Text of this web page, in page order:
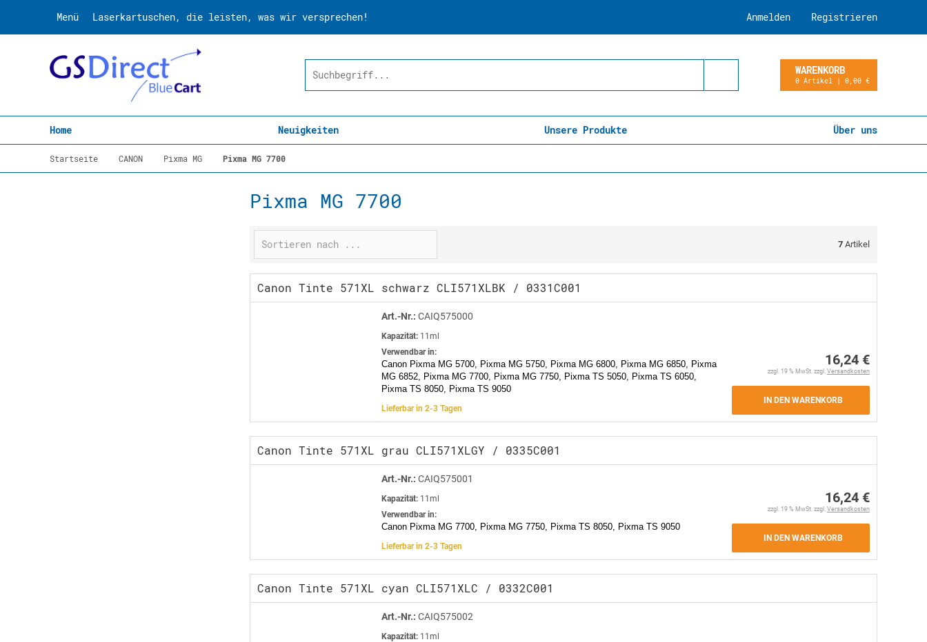
Menü Laserkartuschen, die leisten, was wir versprechen! Registrieren
Anmelden
WARENKORB
0 Artikel | 0,00 €
Home Neuigkeiten Unsere Produkte Über uns
Startseite CANON Pixma MG Pixma MG 7700
Pixma MG 7700
7 Artikel
Canon Tinte 571XL schwarz CLI571XLBK / 0331C001
Art.-Nr.: CAIQ575000
Kapazität: 11ml
Verwendbar in:
Canon Pixma MG 5700, Pixma MG 5750, Pixma MG 6800, Pixma MG 6850, Pixma
MG 6852, Pixma MG 7700, Pixma MG 7750, Pixma TS 5050, Pixma TS 6050,
Pixma TS 8050, Pixma TS 9050
Lieferbar in 2-3 Tagen
16,24 €
zzgl. 19 % MwSt. zzgl. Versandkosten
IN DEN WARENKORB
Canon Tinte 571XL grau CLI571XLGY / 0335C001
Art.-Nr.: CAIQ575001
Kapazität: 11ml
Verwendbar in:
Canon Pixma MG 7700, Pixma MG 7750, Pixma TS 8050, Pixma TS 9050
Lieferbar in 2-3 Tagen
16,24 €
zzgl. 19 % MwSt. zzgl. Versandkosten
IN DEN WARENKORB
Canon Tinte 571XL cyan CLI571XLC / 0332C001
Art.-Nr.: CAIQ575002
Kapazität: 11ml